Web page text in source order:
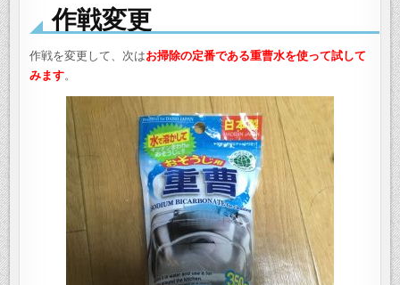
作戦変更
作戦を変更して、次はお掃除の定番である重曹水を使って試して
みます。